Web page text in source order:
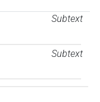
Subtext
Subtext